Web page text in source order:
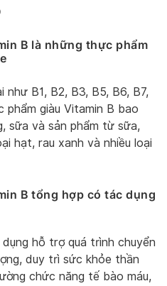
B là những thực phẩm
B1, B2, B3, B5, B6, B7,
phẩm giàu Vitamin B bao
sữa và sản phẩm từ sữa,
hạt, rau xanh và nhiều loại
B tổng hợp có tác dụng
hỗ trợ quá trình chuyển
duy trì sức khỏe thần
chức năng tế bào máu,